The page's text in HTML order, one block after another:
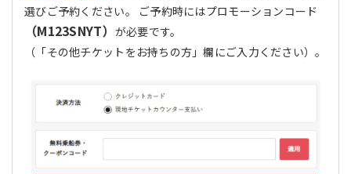
選びご予約ください。 ご予約時にはプロモーションコード
（M123SNYT） が必要です。
（「その他チケットをお持ちの方」欄にご入力ください）。